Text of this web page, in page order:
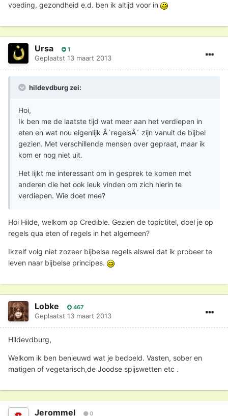
voeding, gezondheid e.d. ben ik altijd voor in
Ursa 1
Geplaatst 13 maart 2013
hildevdburg zei:
Hoi,
Ik ben me de laatste tijd wat meer aan het verdiepen in
eten en wat nou eigenlijk Â´regelsÂ´ zijn vanuit de bijbel
gezien. Met verschillende mensen over gepraat, maar ik
kom er nog niet uit.
Het lijkt me interessant om in gesprek te komen met
anderen die het ook leuk vinden om zich hierin te
verdiepen. Wie doet mee?
Hoi Hilde, welkom op Credible. Gezien de topictitel, doel je op
regels qua eten of regels in het algemeen?
Ikzelf volg niet zozeer bijbelse regels alswel dat ik probeer te
leven naar bijbelse principes.
Lobke 467
Geplaatst 13 maart 2013
Hildevdburg,
Welkom ik ben benieuwd wat je bedoeld. Vasten, sober en
matigen of vegetarisch,de Joodse spijswetten etc .
Jerommel 0